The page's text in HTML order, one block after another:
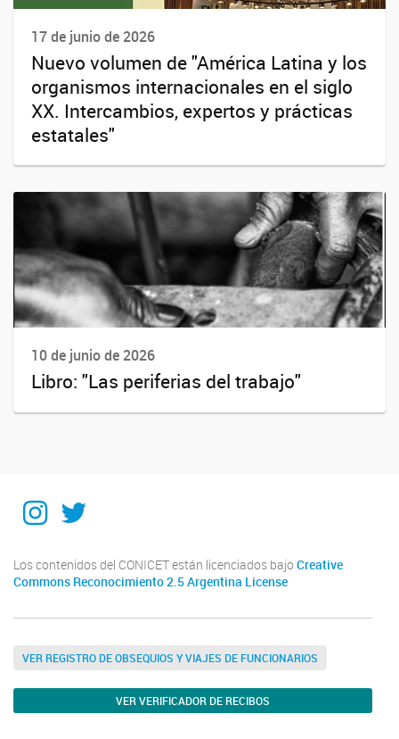
17 de junio de 2026
Nuevo volumen de "América Latina y los
organismos internacionales en el siglo
XX. Intercambios, expertos y prácticas
estatales"
10 de junio de 2026
Libro: "Las periferias del trabajo"
Instagram
Twitter
Los contenidos del CONICET están licenciados bajo Creative
Commons Reconocimiento 2.5 Argentina License
VER REGISTRO DE OBSEQUIOS Y VIAJES DE FUNCIONARIOS
VER VERIFICADOR DE RECIBOS